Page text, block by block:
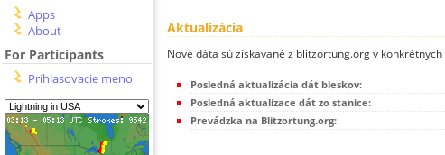
Apps
About
For Participants
Prihlasovacie meno
Aktualizácia
Nové dáta sú získavané z blitzortung.org v
Posledná aktualizácia dát bleskov:
Posledná aktualizace dát zo stanice:
Prevádzka na Blitzortung.org: